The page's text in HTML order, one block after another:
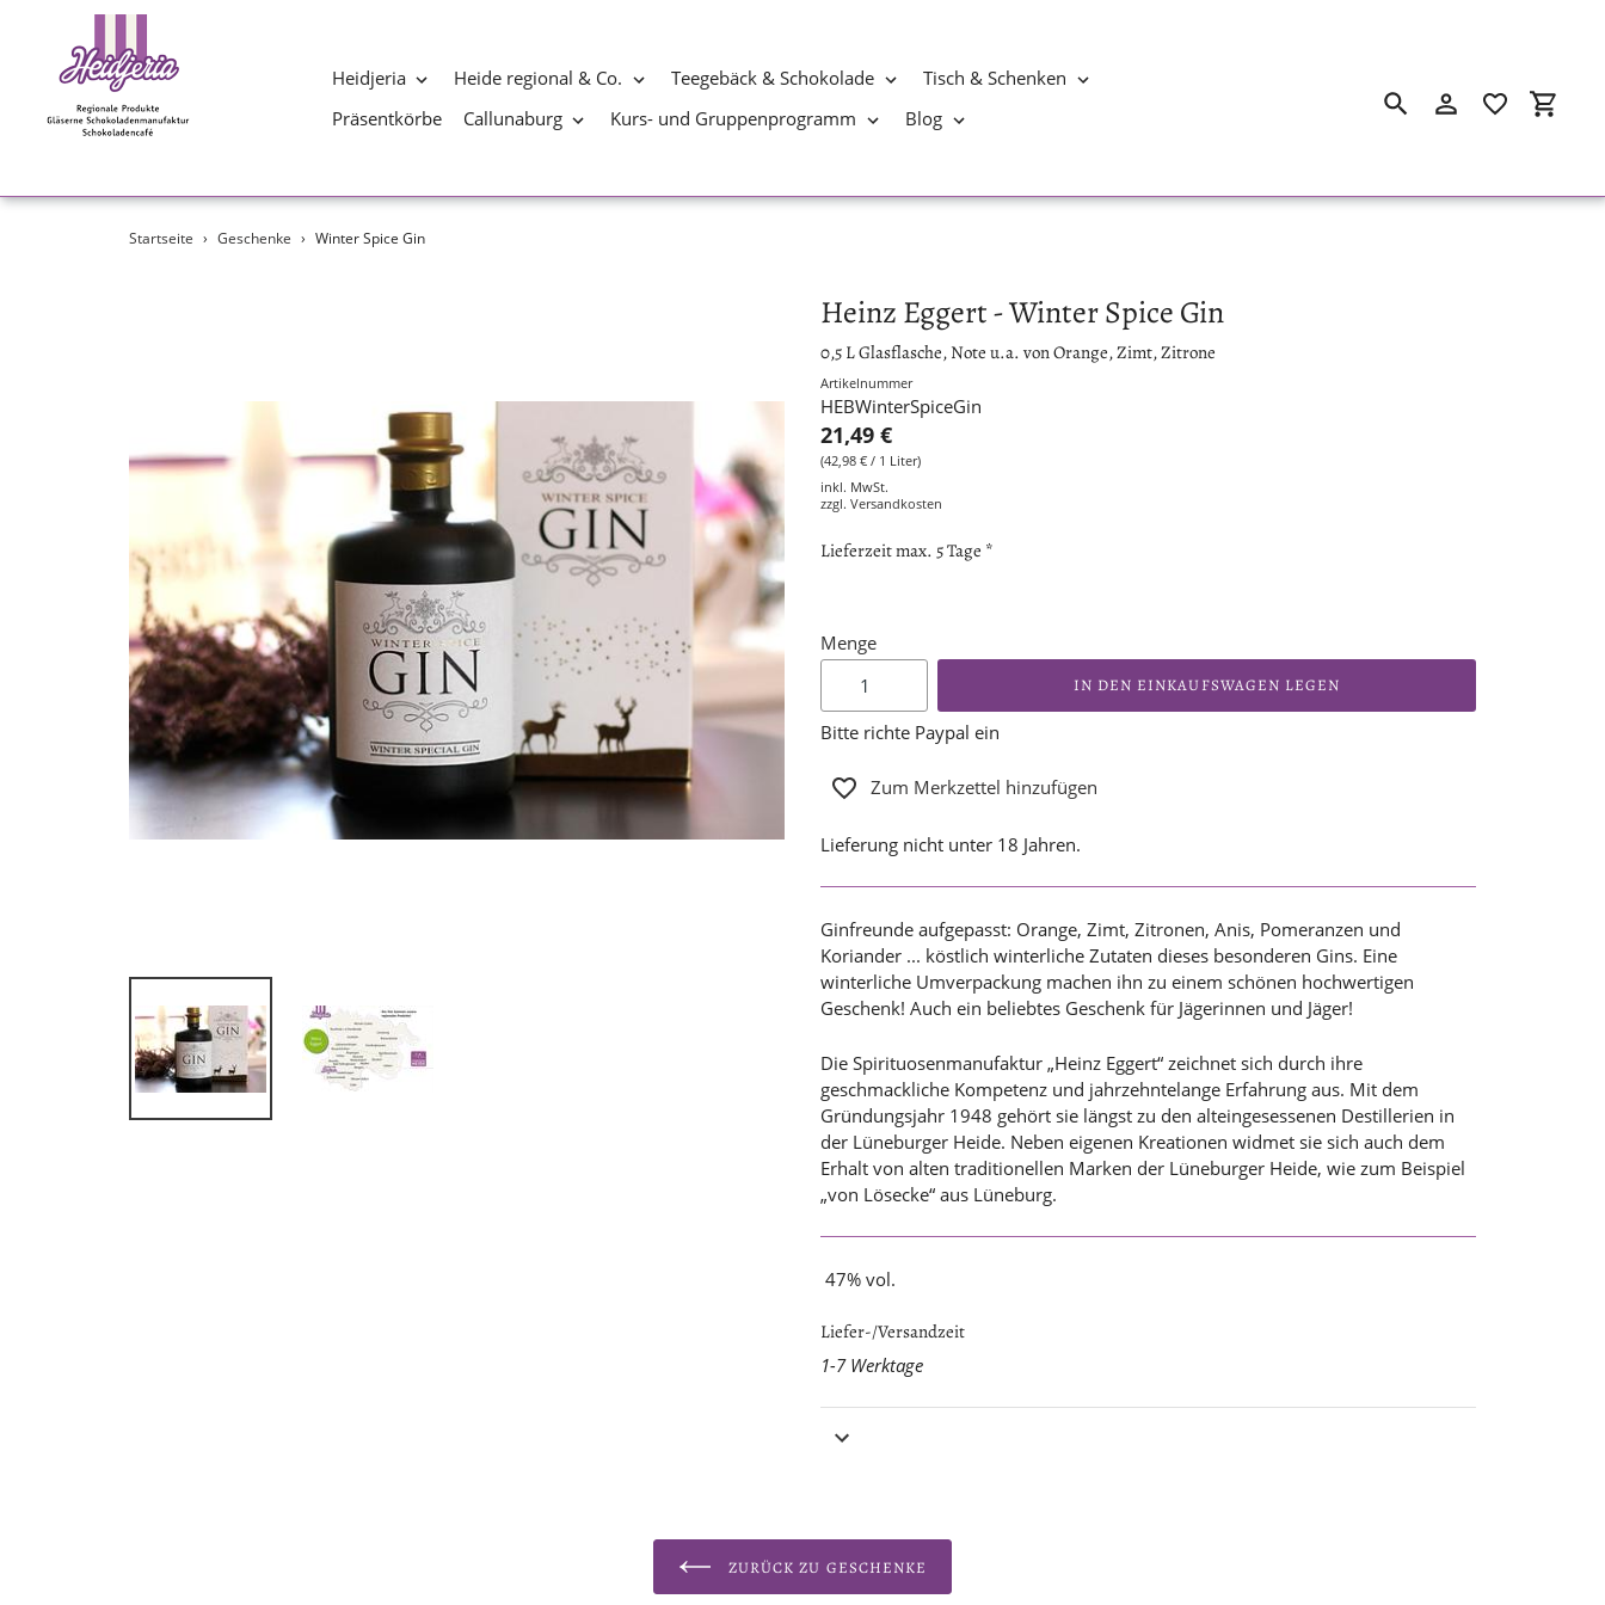
Heidjeria Heide regional & Co. Teegebäck & Schokolade
Tisch & Schenken
Präsentkörbe
Callunaburg Kurs- und Gruppenprogramm Blog SuchenEinloggen
Startseite › Geschenke › Winter Spice Gin
Heinz Eggert - Winter Spice Gin
0,5 L Glasflasche, Note u.a. von Orange, Zimt, Zitrone
Artikelnummer
HEBWinterSpiceGin
21,49 €
(42,98 € / 1 Liter)
inkl. MwSt.
zzgl. Versandkosten
Lieferzeit max. 5 Tage *
Menge
IN DEN EINKAUFSWAGEN LEGEN
Bitte richte Paypal ein
Zum Merkzettel hinzufügen
Lieferung nicht unter 18 Jahren.
Ginfreunde aufgepasst: Orange, Zimt, Zitronen, Anis, Pomeranzen und
Koriander ... köstlich winterliche Zutaten dieses besonderen Gins. Eine
winterliche Umverpackung machen ihn zu einem schönen hochwertigen
Geschenk! Auch ein beliebtes Geschenk für Jägerinnen und Jäger!
Die Spirituosenmanufaktur „Heinz Eggert“ zeichnet sich durch ihre
geschmackliche Kompetenz und jahrzehntelange Erfahrung aus. Mit dem
Gründungsjahr 1948 gehört sie längst zu den alteingesessenen Destillerien in
der Lüneburger Heide. Neben eigenen Kreationen widmet sie sich auch dem
Erhalt von alten traditionellen Marken der Lüneburger Heide, wie zum Beispiel
„von Lösecke“ aus Lüneburg.
47% vol.
Liefer-/Versandzeit
1-7 Werktage
ZURÜCK ZU GESCHENKE